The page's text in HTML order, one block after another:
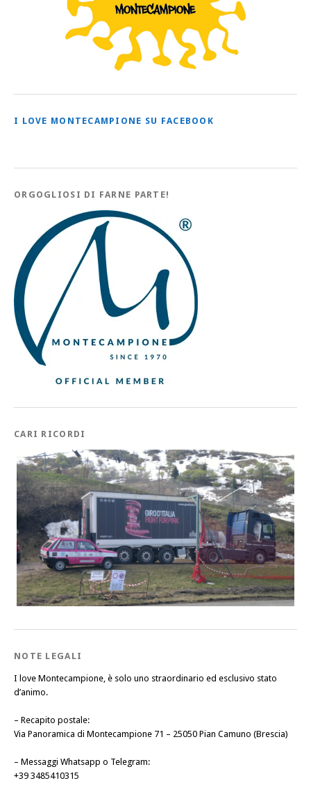
I LOVE MONTECAMPIONE SU FACEBOOK
ORGOGLIOSI DI FARNE PARTE!
CARI RICORDI
NOTE LEGALI
I love Montecampione, è solo uno straordinario ed esclusivo stato
d’animo.
– Recapito postale:
Via Panoramica di Montecampione 71 – 25050 Pian Camuno (Brescia)
– Messaggi Whatsapp o Telegram:
+39 3485410315